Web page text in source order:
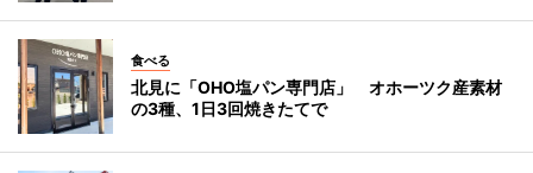
食べる
北見に「OHO塩パン専門店」 オホーツク産素材
の3種、1日3回焼きたてで